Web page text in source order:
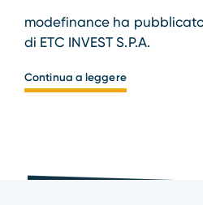
modefinance ha
di ETC INVEST S.P.A.
Continua a leggere